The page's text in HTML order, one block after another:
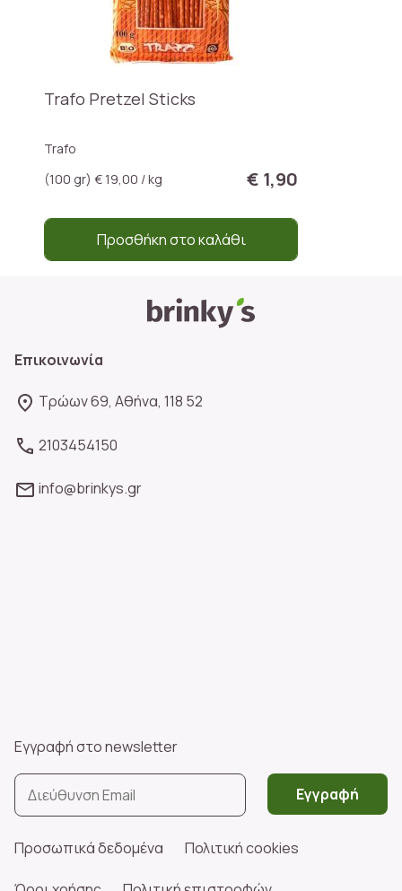
Trafo Pretzel Sticks
Trafo
(100 gr) € 19,00 / kg
€ 1,90
Προσθήκη στο καλάθι
Επικοινωνία
Τρώων 69, Αθήνα, 118 52
2103454150
info@brinkys.gr
Εγγραφή στο newsletter
Εγγραφή
Προσωπικά δεδομένα Πολιτική cookies